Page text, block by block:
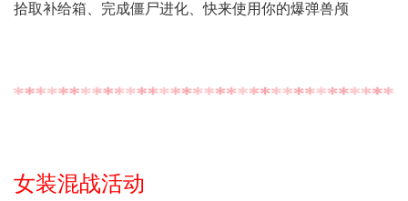
拾取补给箱、完成僵尸进化、快来使用你的爆弹兽颅
女装混战活动